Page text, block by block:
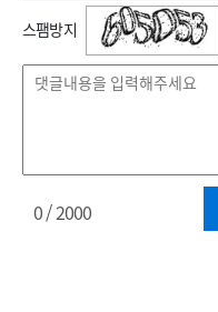
스팸방지
0/ 2000